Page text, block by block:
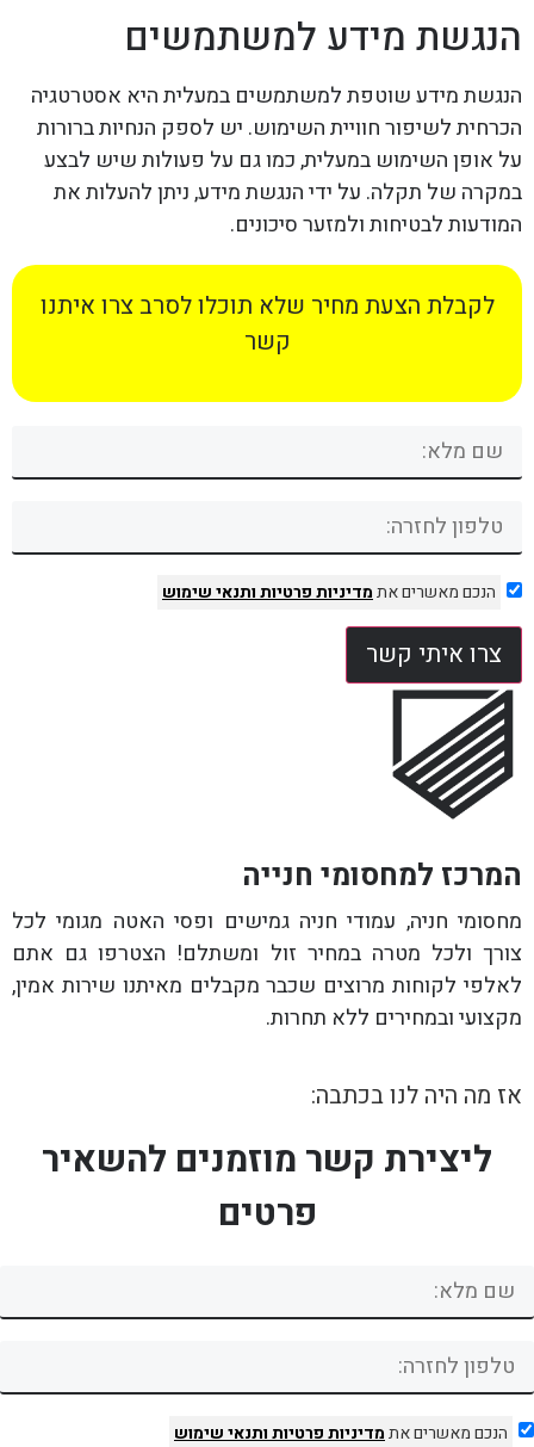
הנגשת מידע למשתמשים
הנגשת מידע שוטפת למשתמשים במעלית היא אסטרטגיה
הכרחית לשיפור חוויית השימוש. יש לספק הנחיות ברורות
על אופן השימוש במעלית, כמו גם על פעולות שיש לבצע
במקרה של תקלה. על ידי הנגשת מידע, ניתן להעלות את
המודעות לבטיחות ולמזער סיכונים.
לקבלת הצעת מחיר שלא תוכלו לסרב צרו איתנו
קשר
הנכם מאשרים אתמדיניות פרטיותותנאי שימוש
צרו איתי קשר
המרכז למחסומי חנייה
מחסומי חניה, עמודי חניה גמישים ופסי האטה מגומי לכל
צורך ולכל מטרה במחיר זול ומשתלם! הצטרפו גם אתם
לאלפי לקוחות מרוצים שכבר מקבלים מאיתנו שירות אמין,
מקצועי ובמחירים ללא תחרות.
אז מה היה לנו בכתבה:
ליצירת קשר מוזמנים להשאיר
פרטים
הנכם מאשרים אתמדיניות פרטיותותנאי שימוש